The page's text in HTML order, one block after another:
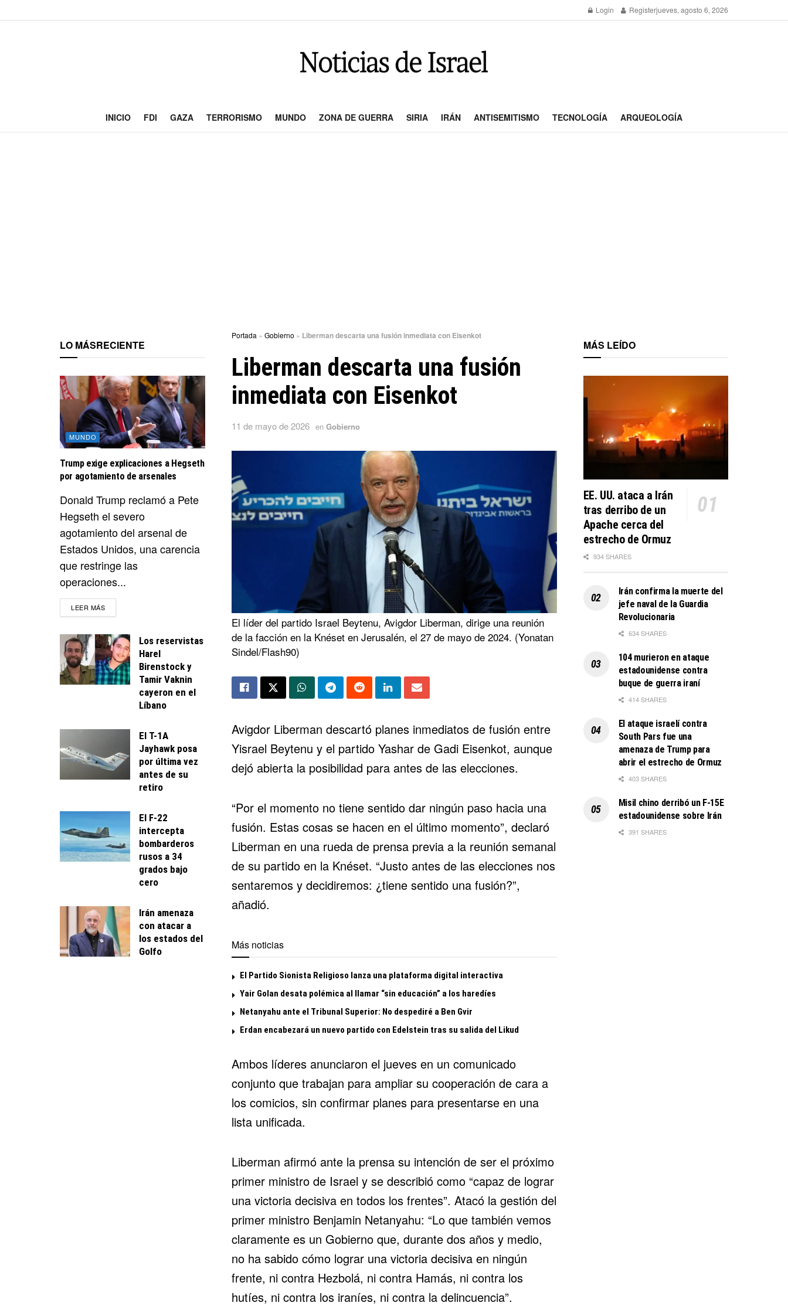
Login Registerjueves, agosto 6, 2026
INICIO FDI GAZA TERRORISMO MUNDO ZONA DE GUERRA SIRIA IRÁN ANTISEMITISMO TECNOLOGÍA ARQUEOLOGÍA
Portada » Gobierno » Liberman descarta una fusión inmediata con Eisenkot
Liberman descarta una fusión
inmediata con Eisenkot
11 de mayo de 2026 en Gobierno
El líder del partido Israel Beytenu, Avigdor Liberman, dirige una reunión
de la facción en la Knéset en Jerusalén, el 27 de mayo de 2024. (Yonatan
Sindel/Flash90)
Avigdor Liberman descartó planes inmediatos de fusión entre
Yisrael Beytenu y el partido Yashar de Gadi Eisenkot, aunque
dejó abierta la posibilidad para antes de las elecciones.
“Por el momento no tiene sentido dar ningún paso hacia una
fusión. Estas cosas se hacen en el último momento”, declaró
Liberman en una rueda de prensa previa a la reunión semanal
de su partido en la Knéset. “Justo antes de las elecciones nos
sentaremos y decidiremos: ¿tiene sentido una fusión?”,
añadió.
Más noticias
El Partido Sionista Religioso lanza una plataforma digital interactiva
Yair Golan desata polémica al llamar “sin educación” a los haredíes
Netanyahu ante el Tribunal Superior: No despediré a Ben Gvir
Erdan encabezará un nuevo partido con Edelstein tras su salida del Likud
Ambos líderes anunciaron el jueves en un comunicado
conjunto que trabajan para ampliar su cooperación de cara a
los comicios, sin confirmar planes para presentarse en una
lista unificada.
Liberman afirmó ante la prensa su intención de ser el próximo
primer ministro de Israel y se describió como “capaz de lograr
una victoria decisiva en todos los frentes”. Atacó la gestión del
primer ministro Benjamin Netanyahu: “Lo que también vemos
claramente es un Gobierno que, durante dos años y medio,
no ha sabido cómo lograr una victoria decisiva en ningún
frente, ni contra Hezbolá, ni contra Hamás, ni contra los
hutíes, ni contra los iraníes, ni contra la delincuencia”.
LO MÁSRECIENTE
MUNDO
Trump exige explicaciones a Hegseth
por agotamiento de arsenales
Donald Trump reclamó a Pete
Hegseth el severo
agotamiento del arsenal de
Estados Unidos, una carencia
que restringe las
operaciones...
LEER MÁSDETAILS
Los reservistas
Harel
Birenstock y
Tamir Vaknin
cayeron en el
Líbano
El T-1A
Jayhawk posa
por última vez
antes de su
retiro
El F-22
intercepta
bombarderos
rusos a 34
grados bajo
cero
Irán amenaza
con atacar a
los estados del
Golfo
MÁS LEÍDO
EE. UU. ataca a Irán
tras derribo de un
Apache cerca del
estrecho de Ormuz
934 SHARES
Irán confirma la muerte del
jefe naval de la Guardia
Revolucionaria
634 SHARES
104 murieron en ataque
estadounidense contra
buque de guerra iraní
414 SHARES
El ataque israelí contra
South Pars fue una
amenaza de Trump para
abrir el estrecho de Ormuz
403 SHARES
Misil chino derribó un F-15E
estadounidense sobre Irán
391 SHARES